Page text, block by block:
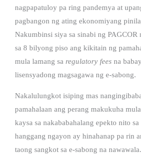
nagpapatuloy pa ring pandemya at
pagbangon ng ating ekonomiyang
Nakumbinsi siya sa sinabi ng PAGCOR
sa 8 bilyong piso ang kikitain ng
mula lamang sa regulatory fees na
lisensyadong magsagawa ng e-sabong.
Nakalulungkot isiping mas
pamahalaan ang perang makukuha
kaysa sa nakababahalang epekto nito
hanggang ngayon ay hinahanap pa rin
taong sangkot sa e-sabong na